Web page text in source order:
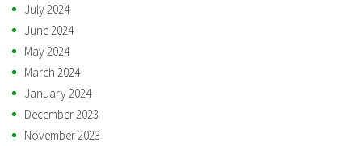
July 2024
June 2024
May 2024
March 2024
January 2024
December 2023
November 2023